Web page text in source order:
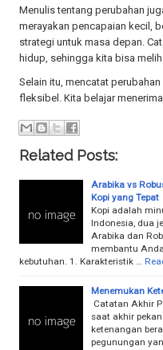
Menulis tentang perubahan
merayakan pencapaian kecil,
strategi untuk masa depan.
hidup, sehingga kita bisa
Selain itu, mencatat
fleksibel. Kita belajar
Related Posts:
Arabika vs
Kopi yang Tepat
Kopi adalah
Indonesia, dua
Arabika dan
membantu
kebutuhan. 1. Karakteristik …
Menemukan
Catatan Akhir
saat akhir
ketenangan
pegunungan